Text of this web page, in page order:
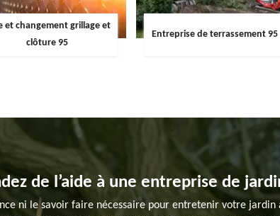
et changement grillage et
clôture 95
Entreprise de terrassement 95
de l’aide à une entreprise de
ni le savoir faire nécessaire pour entretenir votre